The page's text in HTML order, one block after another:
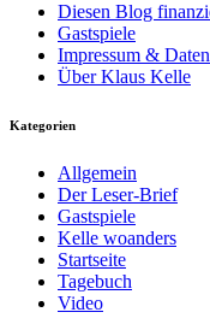
Diesen Blog
Gastspiele
Impressum &
Über Klaus Kelle
Kategorien
Allgemein
Der Leser-Brief
Gastspiele
Kelle woanders
Startseite
Tagebuch
Video